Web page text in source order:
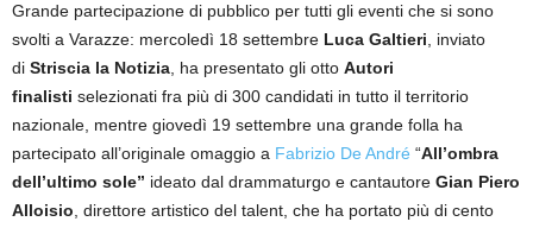
Grande partecipazione di pubblico per tutti gli eventi che si sono
svolti a Varazze: mercoledì 18 settembre Luca Galtieri , inviato
di Striscia la Notizia , ha presentato gli otto Autori
finalisti selezionati fra più di 300 candidati in tutto il territorio
nazionale, mentre giovedì 19 settembre una grande folla ha
partecipato all’originale omaggio a Fabrizio De André “All’ombra
dell’ultimo sole” ideato dal drammaturgo e cantautore Gian Piero
Alloisio , direttore artistico del talent, che ha portato più di cento